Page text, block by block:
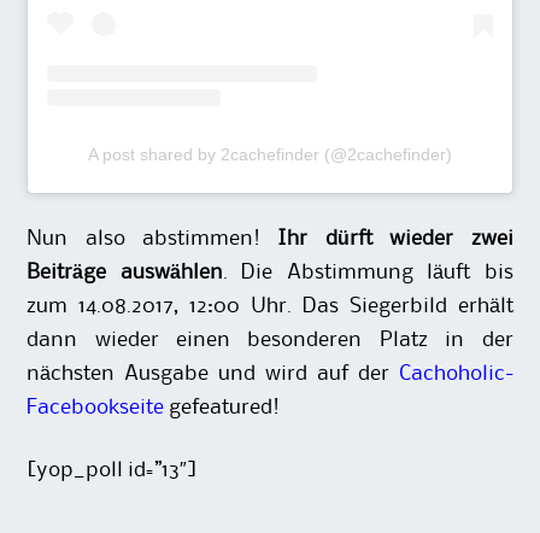
A post shared by 2cachefinder (@2cachefinder)
Nun also abstimmen! Ihr dürft wieder zwei
Beiträge auswählen. Die Abstimmung läuft bis
zum 14.08.2017, 12:00 Uhr. Das Siegerbild erhält
dann wieder einen besonderen Platz in der
nächsten Ausgabe und wird auf der Cachoholic-
Facebookseite gefeatured!
[yop_poll id=”13″]